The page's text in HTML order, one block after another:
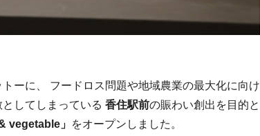
トーに、 フードロス問題や地域農業の最大化に向け
してしまっている 香住駅前の賑わい創出を目的と
vegetable」 をオープンしました。